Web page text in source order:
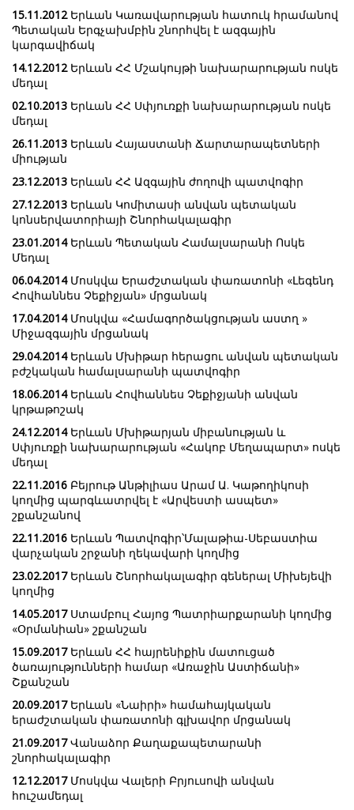
15.11.2012Երևան Կառավարության հատուկ հրամանով
Պետական Երգչախմբին շնորհվել է ազգային
կարգավիճակ
14.12.2012Երևան ՀՀ Մշակույթի նախարարության ոսկե
մեդալ
02.10.2013 Երևան ՀՀ Սփյուռքի նախարարության ոսկե
մեդալ
26.11.2013 Երևան Հայաստանի Ճարտարապետների
միության
23.12.2013 Երևան ՀՀ Ազգային ժողովի պատվոգիր
27.12.2013 Երևան Կոմիտասի անվան պետական
կոնսերվատորիայի Շնորհակալագիր
23.01.2014Երևան Պետական Համալսարանի Ոսկե
Մեդալ
06.04.2014Մոսկվա Երաժշտական փառատոնի «Լեգենդ
Հովհաննես Չեքիջյան» մրցանակ
17.04.2014Մոսկվա «Համագործակցության աստղ »
Միջազգային մրցանակ
29.04.2014Երևան Մխիթար հերացու անվան պետական
բժշկական համալսարանի պատվոգիր
18.06.2014Երևան Հովհաննես Չեքիջյանի անվան
կրթաթոշակ
24.12.2014Երևան Մխիթարյան միբանության և
Սփյուռքի նախարարության «Հակոբ Մեղապարտ» ոսկե
մեդալ
22.11.2016 Բեյրութ Անթիլիաս Արամ Ա. Կաթողիկոսի
կողմից պարգևատրվել է «Արվեստի ասպետ»
շքանշանով
22.11.2016 Երևան Պատվոգիր՝Մալաթիա-Սեբաստիա
վարչական շրջանի ղեկավարի կողմից
23.02.2017Երևան Շնորհակալագիր գեներալ Միխեյեվի
կողմից
14.05.2017Ստամբուլ Հայոց Պատրիարքարանի կողմից
«Օրմանիան» շքանշան
15.09.2017Երևան ՀՀ հայրենիքին մատուցած
ծառայությունների համար «Առաջին Աստիճանի»
Շքանշան
20.09.2017Երևան «Նաիրի» համահայկական
երաժշտական փառատոնի գլխավոր մրցանակ
21.09.2017Վանաձոր Քաղաքապետարանի
շնորհակալագիր
12.12.2017Մոսկվա Վալերի Բրյուսովի անվան
հուշամեդալ